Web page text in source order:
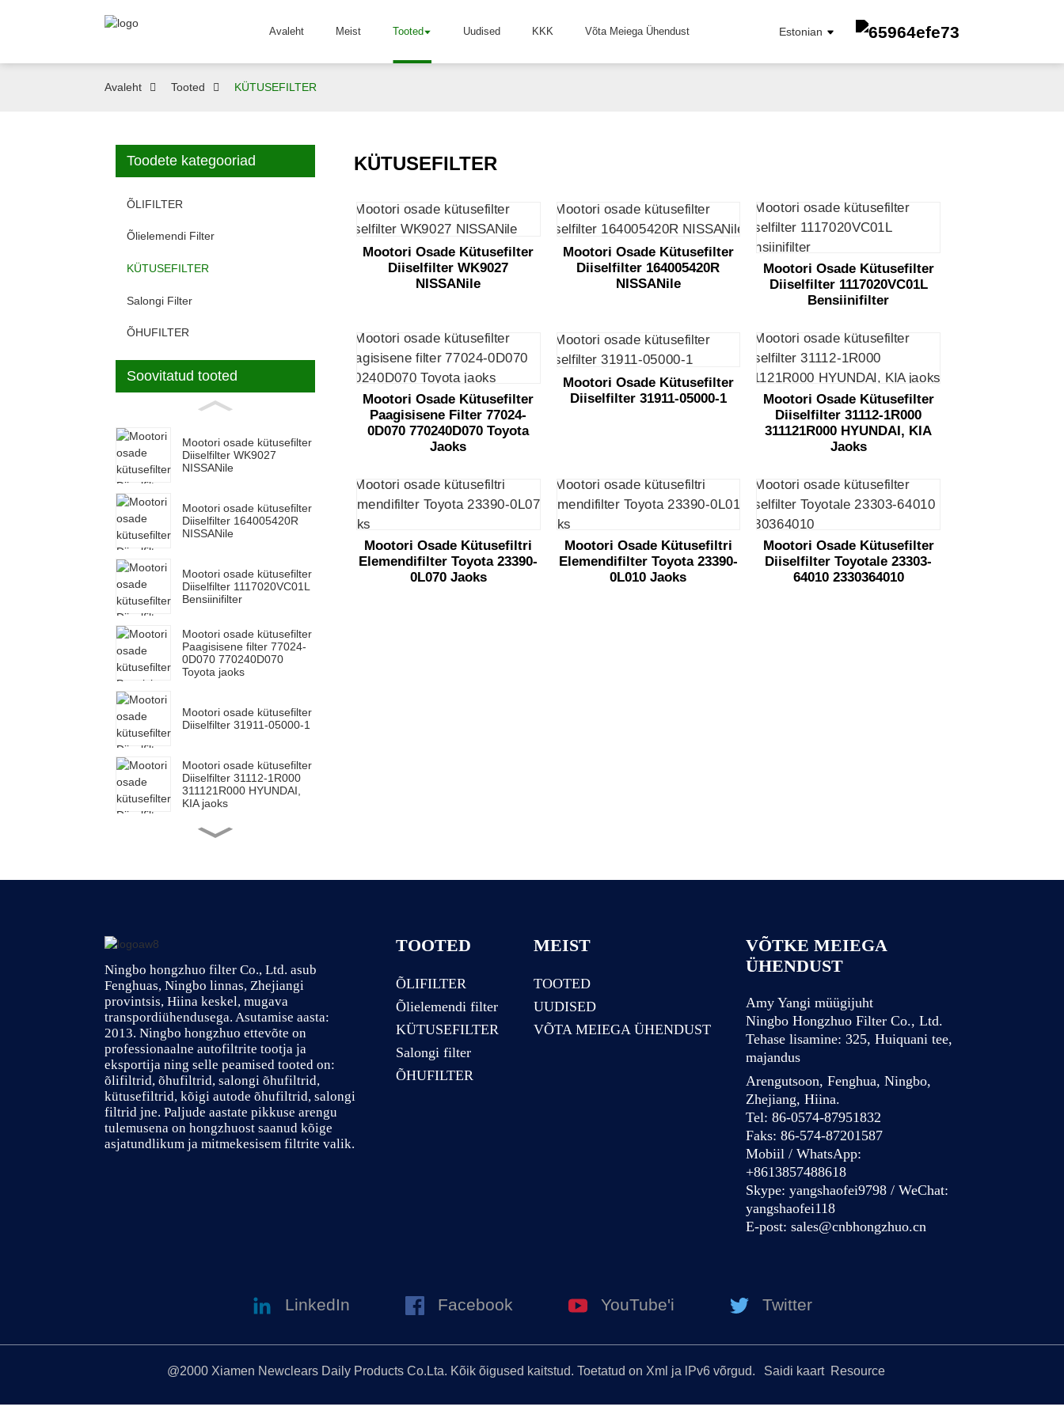
Avaleht Meist Tooted Uudised KKK Võta Meiega Ühendust Estonian
Õlielemendi Filter
ÕLIFILTER
ÕHUFILTER
Avaleht Tooted KÜTUSEFILTER
Toodete kategooriad
ÕLIFILTER
Õlielemendi Filter
KÜTUSEFILTER
Salongi Filter
ÕHUFILTER
Soovitatud tooted
Mootori osade kütusefilter
Diiselfilter WK9027
NISSANile
Mootori osade kütusefilter
Diiselfilter 164005420R
NISSANile
Mootori osade kütusefilter
Diiselfilter 1117020VC01L
Bensiinifilter
Mootori osade kütusefilter
Paagisisene filter 77024-
0D070 770240D070
Toyota jaoks
Mootori osade kütusefilter
Diiselfilter 31911-05000-1
Mootori osade kütusefilter
Diiselfilter 31112-1R000
311121R000 HYUNDAI,
KIA jaoks
Mootori osade kütusefiltri
Mootori osade kütusefilter
Diiselfilter Toyotale 23303-
64010 2330364010
Mootori kütusefilter
Õlifilter keeratav 26300-
02502
KÜTUSEFILTER
Mootori Osade Kütusefilter
Diiselfilter WK9027
NISSANile
Mootori Osade Kütusefilter
Diiselfilter 164005420R
NISSANile
Mootori Osade Kütusefilter
Diiselfilter 1117020VC01L
Bensiinifilter
Mootori Osade Kütusefilter
Paagisisene Filter 77024-
0D070 770240D070 Toyota
Jaoks
Mootori Osade Kütusefilter
Diiselfilter 31911-05000-1
Mootori Osade Kütusefilter
Diiselfilter 31112-1R000
311121R000 HYUNDAI, KIA
Jaoks
Mootori Osade Kütusefiltri
Elemendifilter Toyota 23390-
0L070 Jaoks
Mootori Osade Kütusefiltri
Elemendifilter Toyota 23390-
0L010 Jaoks
Mootori Osade Kütusefilter
Diiselfilter Toyotale 23303-
64010 2330364010
Ningbo hongzhuo filter Co., Ltd. asub
Fenghuas, Ningbo linnas, Zhejiangi
provintsis, Hiina keskel, mugava
transpordiühendusega. Asutamise aasta:
2013. Ningbo hongzhuo ettevõte on
professionaalne autofiltrite tootja ja
eksportija ning selle peamised tooted on:
õlifiltrid, õhufiltrid, salongi õhufiltrid,
kütusefiltrid, kõigi autode õhufiltrid, salongi
filtrid jne. Paljude aastate pikkuse arengu
tulemusena on hongzhuost saanud kõige
asjatundlikum ja mitmekesisem filtrite valik.
TOOTED
ÕLIFILTER
Õlielemendi filter
KÜTUSEFILTER
Salongi filter
ÕHUFILTER
MEIST
TOOTED
UUDISED
VÕTA MEIEGA ÜHENDUST
VÕTKE MEIEGA
ÜHENDUST
Amy Yangi müügijuht
Ningbo Hongzhuo Filter Co., Ltd.
Tehase lisamine: 325, Huiquani tee,
majandus
Arengutsoon, Fenghua, Ningbo,
Zhejiang, Hiina.
Tel: 86-0574-87951832
Faks: 86-574-87201587
Mobiil / WhatsApp:
+8613857488618
Skype: yangshaofei9798 / WeChat:
yangshaofei118
E-post: sales@cnbhongzhuo.cn
LinkedIn Facebook YouTube'i Twitter
@2000 Xiamen Newclears Daily Products Co.Lta. Kõik õigused kaitstud. Toetatud on Xml ja lPv6 võrgud. Saidi kaart Resource